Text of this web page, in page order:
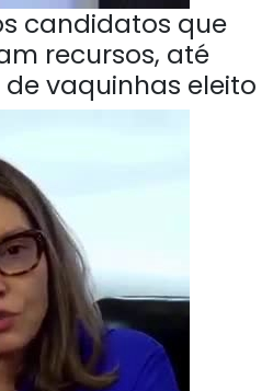
candidatos que
recursos, até
vaquinhas eleito